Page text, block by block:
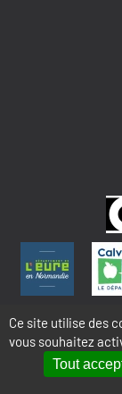
MENTIONS
Ce site utilise des
vous souhaitez
Tout